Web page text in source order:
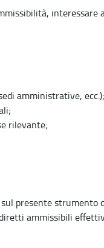
interessare
amministrative, ecc.);
rilevante;
presente strumento
ammissibili